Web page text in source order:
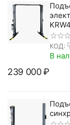
КОД:
В
239 000₽